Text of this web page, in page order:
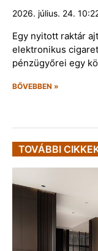
2026. július. 24.
Egy nyitott raktár
elektronikus
pénzügyőrei egy
BŐVEBBEN »
TOVÁBBI